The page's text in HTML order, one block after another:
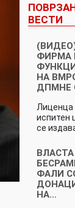
ВЕСТИ
ФИРМА
НА
ДПМНЕ
Лиценца
испитен
се
ВЛАСТА
ФАЛИ
НА…